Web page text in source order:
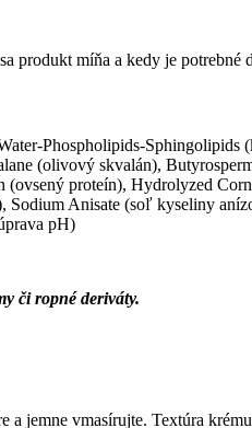
produkt míňa a kedy je
Phospholipids-
(olivový skvalán),
proteín), Hydrolyzed
Anisate (soľ kyseliny
pH)
či ropné deriváty.
a jemne vmasírujte. Textúra